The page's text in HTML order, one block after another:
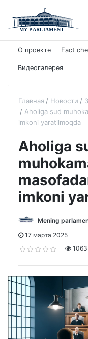
О проекте Fact
Видеогалерея
Главная Новости
Aholiga sud
imkoni yaratilmoqda
Aholiga
imkoni
Mening
17 марта 2025
1063